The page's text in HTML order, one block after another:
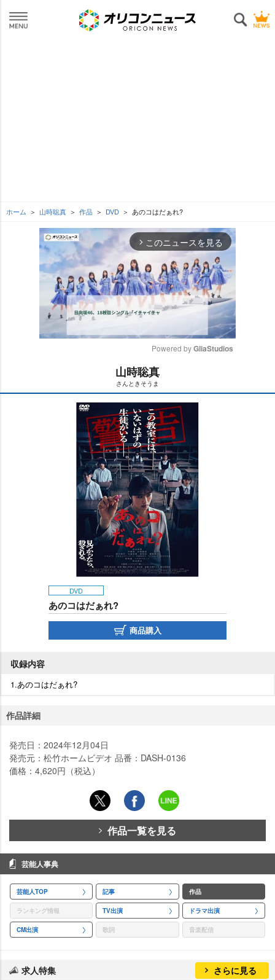
ホーム 山時聡真 作品 DVD あのコはだぁれ?
arrow_forward_ios このニュースを見る
t
Powered by GliaStudios
山時聡真
さんときそうま
DVD
あのコはだぁれ?
商品購入
収録内容
1.あのコはだぁれ?
作品詳細
発売日：2024年12月04日
発売元：松竹ホームビデオ 品番：DASH-0136
価格：4,620円（税込）
作品一覧を見る
芸能人事典
芸能人TOP 記事 作品
ランキング情報 TV出演 ドラマ出演
CM出演 歌詞 音楽配信
求人特集 さらに見る